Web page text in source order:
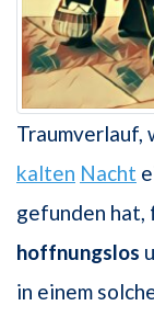
kalten Nacht
gefunden hat,
hoffnungslos
in einem